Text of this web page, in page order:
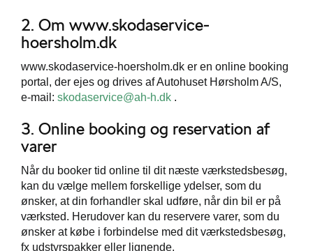
2. Om www.skodaservice-
hoersholm.dk
www.skodaservice-hoersholm.dk er en online booking
portal, der ejes og drives af Autohuset Hørsholm A/S,
e-mail: skodaservice@ah-h.dk .
3. Online booking og reservation af
varer
Når du booker tid online til dit næste værkstedsbesøg,
kan du vælge mellem forskellige ydelser, som du
ønsker, at din forhandler skal udføre, når din bil er på
værksted. Herudover kan du reservere varer, som du
ønsker at købe i forbindelse med dit værkstedsbesøg,
fx udstyrspakker eller lignende.